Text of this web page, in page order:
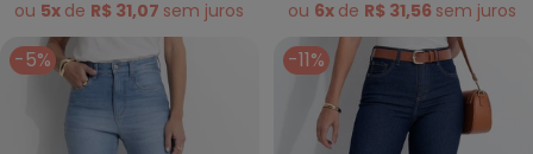
ou 5x de R$ 31,07 sem juros ou 6x de R$ 31,56 sem juros
-5% -11%